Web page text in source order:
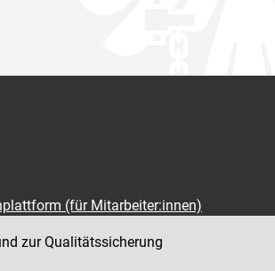
(für Mitarbeiter:innen)
zur Qualitätssicherung